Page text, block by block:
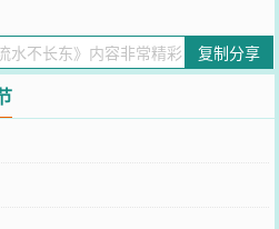
雷霆，威中舍恩。谢渟云辗转客居
，开苍茫。从今后，莫祝我人生顺
：浑水支河一场滂沱夜雨，挟密旨行
子王聿小字退锋郎生不见人死不见
秦晋之约的京中谢氏，谢氏仅一幼
，是个龙王爷还好，要是个落水
千方，另寻了个姑娘记在谱上。多
原是郎无情，妾无意，纵是举案行
本是是父母命，媒妁言，但求同寝
复制分享